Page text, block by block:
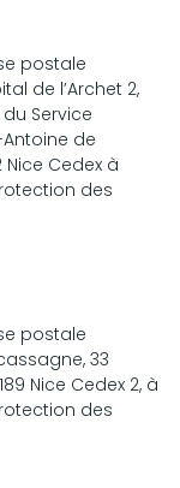
postale
de l’Archet 2,
Service
Antoine de
Nice Cedex à
des
postale
33
Nice Cedex 2, à
des